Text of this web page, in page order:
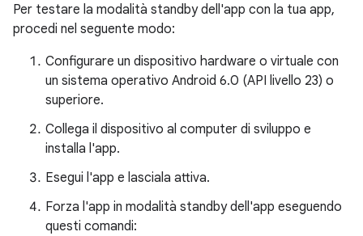
Per testare la modalità standby dell'app con la tua app,
procedi nel seguente modo:
Configurare un dispositivo hardware o virtuale con
un sistema operativo Android 6.0 (API livello 23) o
superiore.
Collega il dispositivo al computer di sviluppo e
installa l'app.
Esegui l'app e lasciala attiva.
Forza l'app in modalità standby dell'app eseguendo
questi comandi: